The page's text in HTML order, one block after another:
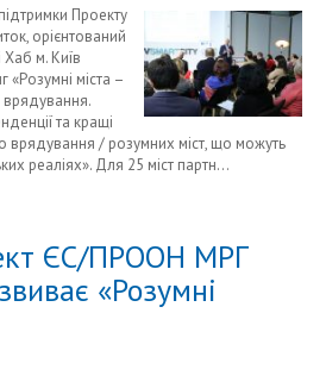
Проекту
орієнтований
Хаб м. Київ
«Розумні міста –
врядування.
та кращі
врядування / розумних міст, що можуть
реаліях». Для 25 міст партн...
ЄС/ПРООН МРГ
«Розумні